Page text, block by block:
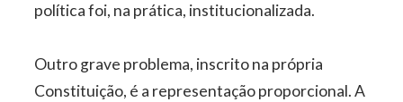
política foi, na prática, institucionalizada.
Outro grave problema, inscrito na própria
Constituição, é a representação proporcional. A